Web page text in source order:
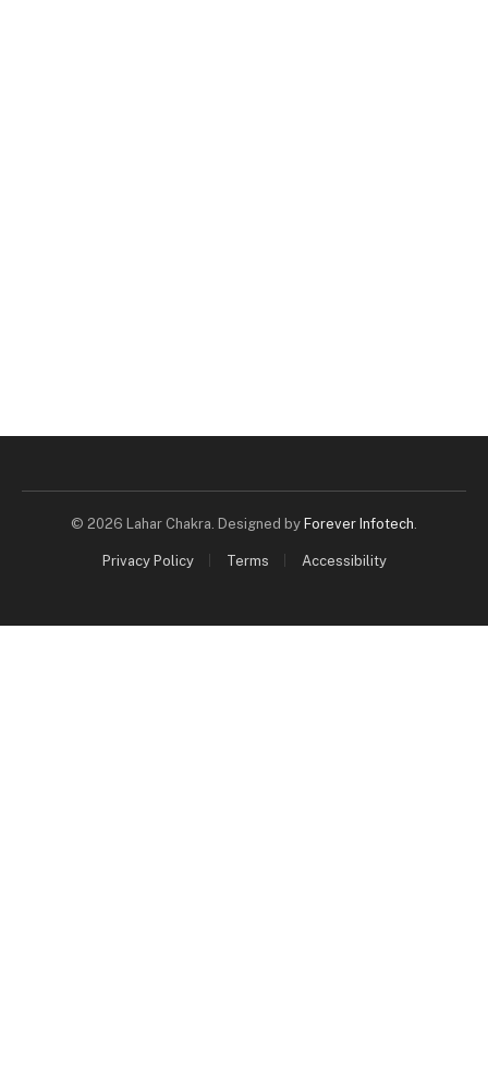
© 2026 Lahar Chakra. Designed by Forever Infotech
Privacy Policy Terms Accessibility